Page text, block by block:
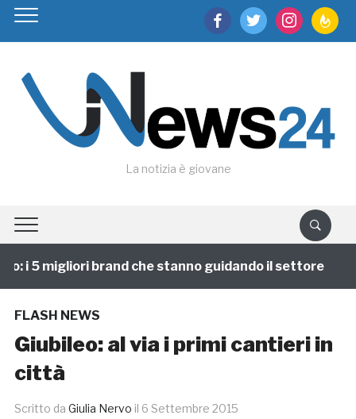
facebooktwitter instagram
La notizia è giovane
i 5 migliori brand che stanno guidando il settore
FLASH NEWS
Giubileo: al via i primi cantieri in
città
Scritto da Giulia Nervo il 6 Settembre 2015